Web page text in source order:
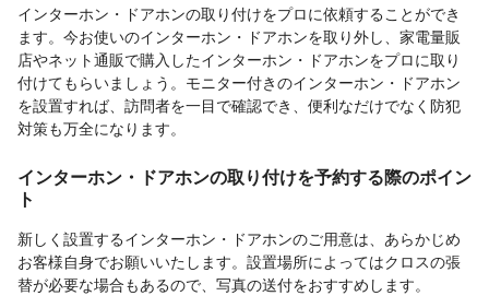
インターホン・ドアホンの取り付けをプロに依頼することができ
ます。今お使いのインターホン・ドアホンを取り外し、家電量販
店やネット通販で購入したインターホン・ドアホンをプロに取り
付けてもらいましょう。モニター付きのインターホン・ドアホン
を設置すれば、訪問者を一目で確認でき、便利なだけでなく防犯
対策も万全になります。
インターホン・ドアホンの取り付けを予約する際のポイン
ト
新しく設置するインターホン・ドアホンのご用意は、あらかじめ
お客様自身でお願いいたします。設置場所によってはクロスの張
替が必要な場合もあるので、写真の送付をおすすめします。